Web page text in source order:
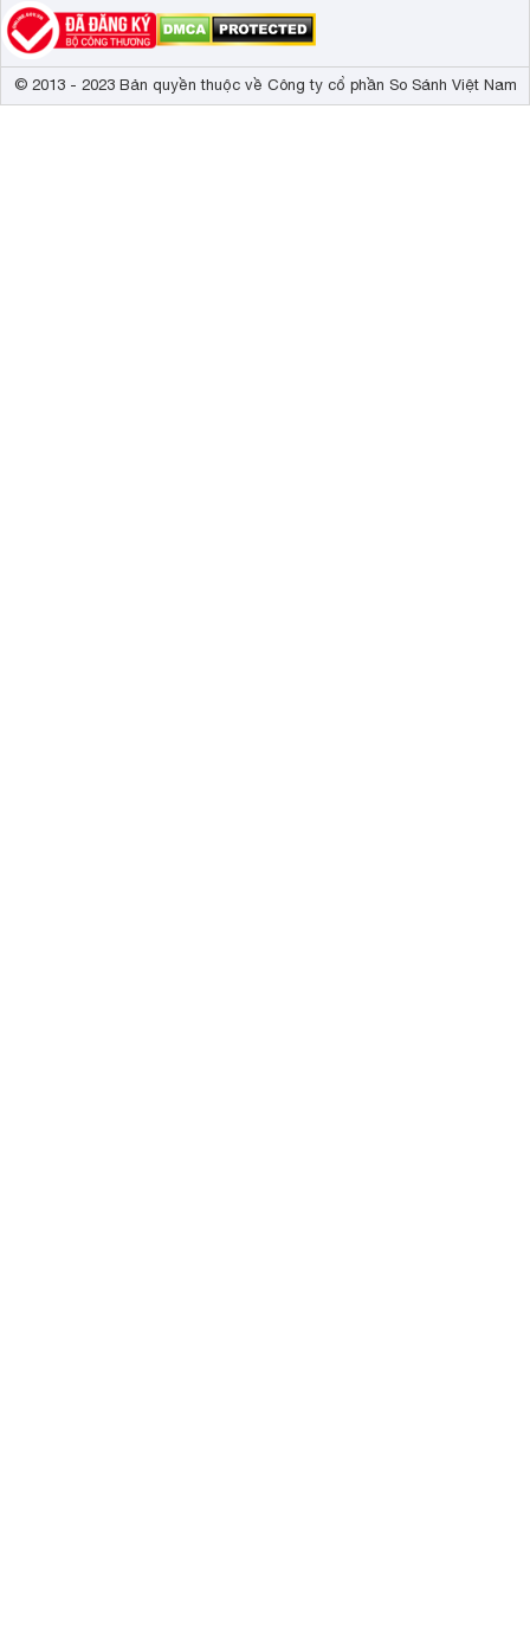
© 2013 - 2023 Bản quyền thuộc về Công ty cổ phần So Sánh Việt Nam